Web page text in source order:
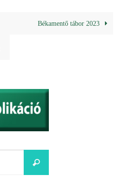
Békamentő tábor 2023